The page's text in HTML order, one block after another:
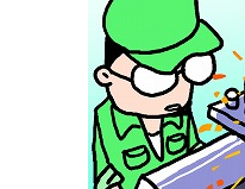
大学・短大以外の資料か
専門学校の資料請求